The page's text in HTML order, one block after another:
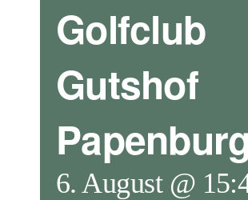
Golfclub
Gutshof
Papenburg
6. August @